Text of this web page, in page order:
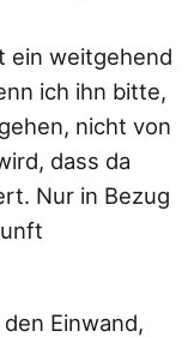
ein weitgehend
ich ihn bitte,
nicht von
dass da
Nur in Bezug
Einwand,